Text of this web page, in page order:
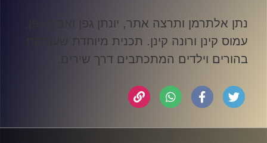
נתן אלתרמן ותרצה אתר, יונתן גפן ואביב גפן,
עמוס קינן ורונה קינן. תכנית מיוחדת שעוסקת
בהורים וילדים המתכתבים דרך שירים